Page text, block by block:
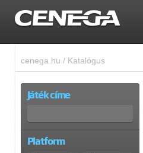
cenega.hu / Katalógus
Játék címe
Platform